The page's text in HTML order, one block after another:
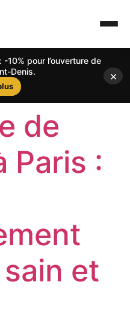
10% pour l’ouverture de
Denis.
×
de
Paris :
et